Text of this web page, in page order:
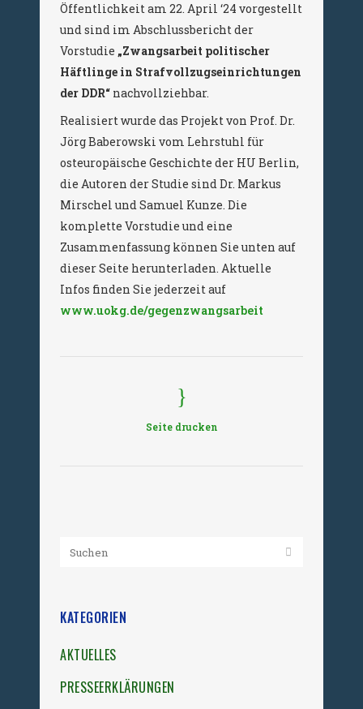
Öffentlichkeit am 22. April ‘24 vorgestellt
und sind im Abschlussbericht der
Vorstudie „Zwangsar­beit politischer
Häftlinge in Strafvollzugseinrichtungen
der DDR“ nachvollziehbar.
Realisiert wurde das Projekt von Prof. Dr.
Jörg Baberowski vom Lehrstuhl für
osteuropäische Geschichte der HU Berlin,
die Autoren der Studie sind Dr. Markus
Mirschel und Samuel Kunze. Die
komplette Vorstudie und eine
Zusammenfassung können Sie unten auf
dieser Seite herunterladen. Aktuelle
Infos finden Sie jederzeit auf
www.uokg.de/gegenzwangsarbeit
Seite drucken
KATEGORIEN
AKTUELLES
PRESSEERKLÄRUNGEN